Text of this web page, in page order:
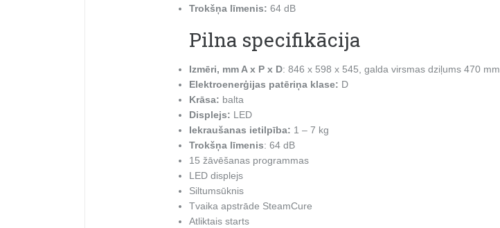
Trokšņa līmenis: 64 dB
Pilna specifikācija
Izmēri, mm A x P x D: 846 x 598 x 545, galda virsmas dziļums 470 mm
Elektroenerģijas patēriņa klase: D
Krāsa: balta
Displejs: LED
Iekraušanas ietilpība: 1 – 7 kg
Trokšņa līmenis: 64 dB
15 žāvēšanas programmas
LED displejs
Siltumsūknis
Tvaika apstrāde SteamCure
Atliktais starts